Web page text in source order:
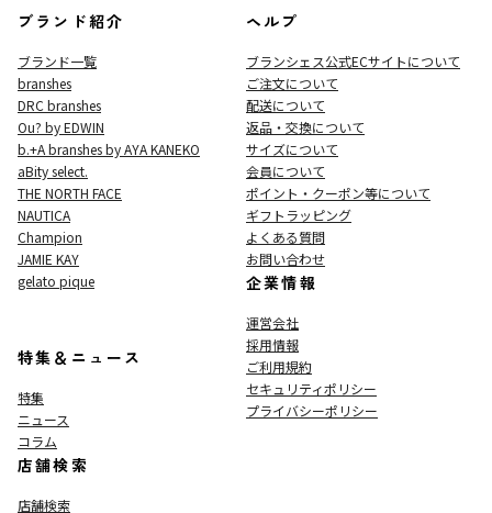
ブランド紹介
ブランド一覧
branshes
DRC branshes
Ou? by EDWIN
b.+A branshes by AYA KANEKO
aBity select.
THE NORTH FACE
NAUTICA
Champion
JAMIE KAY
gelato pique
特集＆ニュース
特集
ニュース
コラム
店舗検索
店舗検索
ヘルプ
ブランシェス公式ECサイトについて
ご注文について
配送について
返品・交換について
サイズについて
会員について
ポイント・クーポン等について
ギフトラッピング
よくある質問
お問い合わせ
企業情報
運営会社
採用情報
ご利用規約
セキュリティポリシー
プライバシーポリシー